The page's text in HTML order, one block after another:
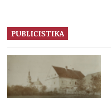
PUBLICISTIKA